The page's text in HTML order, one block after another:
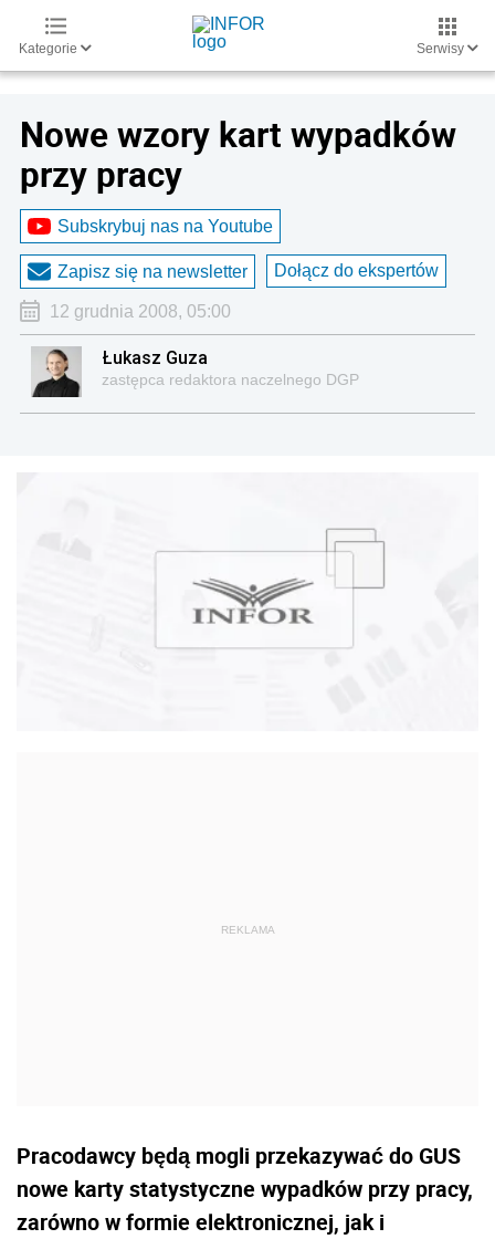
Kategorie Serwisy
Nowe wzory kart wypadków
przy pracy
Subskrybuj nas na Youtube
Zapisz się na newsletter Dołącz do ekspertów
12 grudnia 2008, 05:00
Łukasz Guza
zastępca redaktora naczelnego DGP
Pracodawcy będą mogli przekazywać do GUS
nowe karty statystyczne wypadków przy pracy,
zarówno w formie elektronicznej, jak i